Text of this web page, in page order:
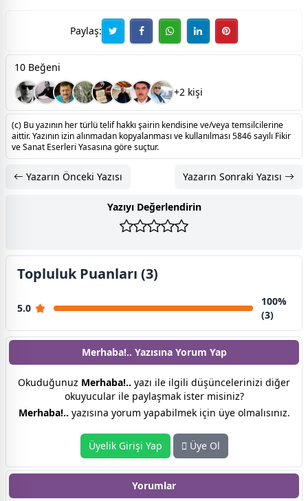
Paylaş:
10 Beğeni
+2 kişi
(c) Bu yazının her türlü telif hakkı şairin kendisine ve/veya temsilcilerine
aittir. Yazının izin alınmadan kopyalanması ve kullanılması 5846 sayılı Fikir
ve Sanat Eserleri Yasasına göre suçtur.
Yazarın Önceki Yazısı Yazarın Sonraki Yazısı
Yazıyı Değerlendirin
Topluluk Puanları (3)
5.0
100%
(3)
Merhaba!.. Yazısına Yorum Yap
Okuduğunuz Merhaba!.. yazı ile ilgili düşüncelerinizi diğer
okuyucular ile paylaşmak ister misiniz?
Merhaba!.. yazısına yorum yapabilmek için üye olmalısınız.
Üyelik Girişi Yap Üye Ol
Yorumlar